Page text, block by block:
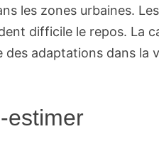
les zones urbaines. Les
difficile le repos. La
des adaptations dans la
estimer